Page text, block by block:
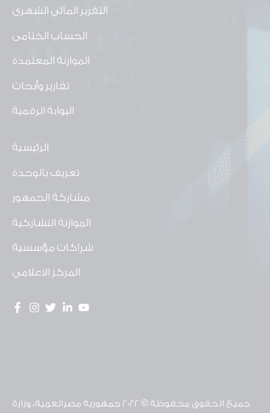
التقرير المالى الشهرى
الحساب الختامى
الموازنة المعتمدة
تقارير وأبحاث
البوابة الرقمية
الرئيسية
تعريف بالوحدة
مشاركة الجمهور
الموازنة التشاركية
شراكات مؤسسية
المركز الاعلامي
جميع الحقوق محفوظة © 2022 جمهورية مصرالعربية، وزارة